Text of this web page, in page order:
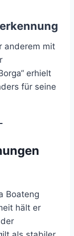
anderem mit
erhielt
für seine
Boateng
hält er